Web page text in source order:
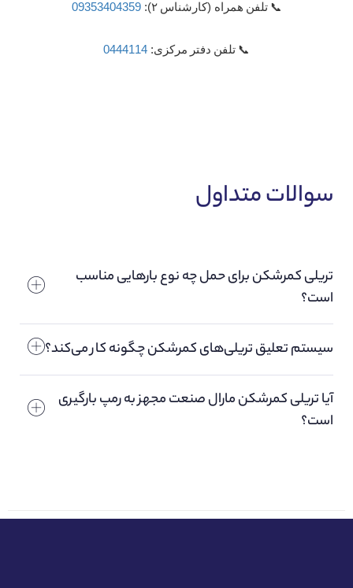
📞 تلفن همراه (کارشناس ۲): 09353404359
📞 تلفن دفتر مرکز ی: 0444114
سوالات متداول
تریلی کمرشکن برای حمل چه نوع بارهایی مناسب
است؟
سیستم تعلیق تریلی‌های کمرشکن چگونه کار می‌کند؟
آیا تریلی کمرشکن مارال صنعت مجهز به رمپ بارگیری
است؟